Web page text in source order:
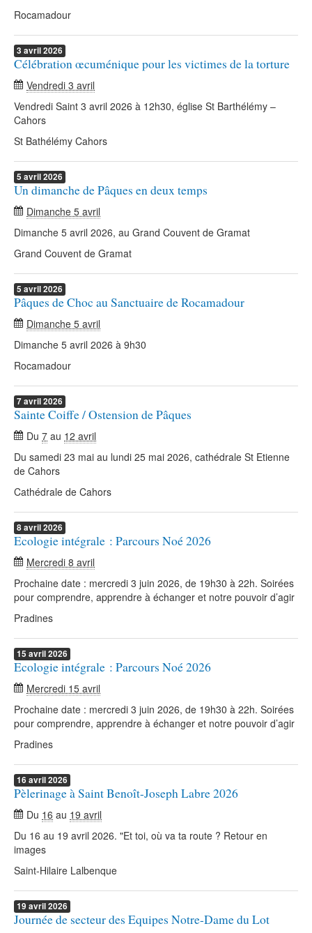
Rocamadour
3 avril2026
Célébration œcuménique pour les victimes de la torture
Vendredi 3 avril
Vendredi Saint 3 avril 2026 à 12h30, église St Barthélémy –
Cahors
St Bathélémy Cahors
5 avril2026
Un dimanche de Pâques en deux temps
Dimanche 5 avril
Dimanche 5 avril 2026, au Grand Couvent de Gramat
Grand Couvent de Gramat
5 avril2026
Pâques de Choc au Sanctuaire de Rocamadour
Dimanche 5 avril
Dimanche 5 avril 2026 à 9h30
Rocamadour
7avril2026
Sainte Coiffe / Ostension de Pâques
Du 7 au 12 avril
Du samedi 23 mai au lundi 25 mai 2026, cathédrale St Etienne
de Cahors
Cathédrale de Cahors
8avril2026
Ecologie intégrale : Parcours Noé 2026
Mercredi 8 avril
Prochaine date : mercredi 3 juin 2026, de 19h30 à 22h. Soirées
pour comprendre, apprendre à échanger et notre pouvoir d’agir
Pradines
15 avril2026
Ecologie intégrale : Parcours Noé 2026
Mercredi 15 avril
Prochaine date : mercredi 3 juin 2026, de 19h30 à 22h. Soirées
pour comprendre, apprendre à échanger et notre pouvoir d’agir
Pradines
16 avril2026
Pèlerinage à Saint Benoît-Joseph Labre 2026
Du 16 au 19 avril
Du 16 au 19 avril 2026. "Et toi, où va ta route ? Retour en
images
Saint-Hilaire Lalbenque
19 avril2026
Journée de secteur des Equipes Notre-Dame du Lot